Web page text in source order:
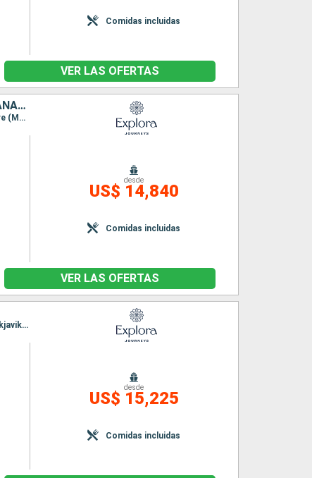
Comidas incluidas
VER LAS OFERTAS
ISLANDIA, GROENLANDIA, ANTIGUA Y BARBUDA, ESTADOS UNIDOS, CANADÁ
Itinerario : Reykjavik, Pasaje de Christian Sund, Paamiut, Qaqortoq, Saint John's, Saint-Pierre (Martinique), Sidney, Halifax, Nueva York, Portland (Oregon), Saint John, Charlottetown, Islas de la Madeleine, Gaspe, Quebec
desde
US$ 14,840
Comidas incluidas
VER LAS OFERTAS
Itinerario : Hamburgo, Southampton, Greencastle, Stornoway, Seydisfjordhur, Akureyri, Reykjavik, Isafjordhur, Pasaje de Christian Sund, Paamiut, Nanortalik, Corner Brook, Havre Saint Pierre, Quebec
desde
US$ 15,225
Comidas incluidas